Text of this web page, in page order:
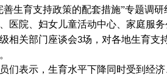
善生育支持政策的配套措施”专题调
医院、妇女儿童活动中心、家庭服
相关部门座谈会3场，对各地生育支
们表示，生育水平下降同时受到经